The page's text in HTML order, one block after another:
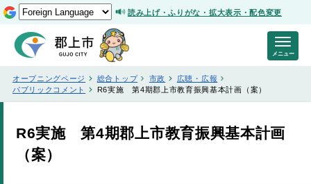
読み上げ・ふりがな・拡大表示・配色変更
オープニングページ 総合トップ 市政
広聴・広報
パブリックコメント
R6実施 第4期郡上市教育振興基本計画（案）
R6実施 第4期郡上市教育振興基本計画
（案）
メニュー